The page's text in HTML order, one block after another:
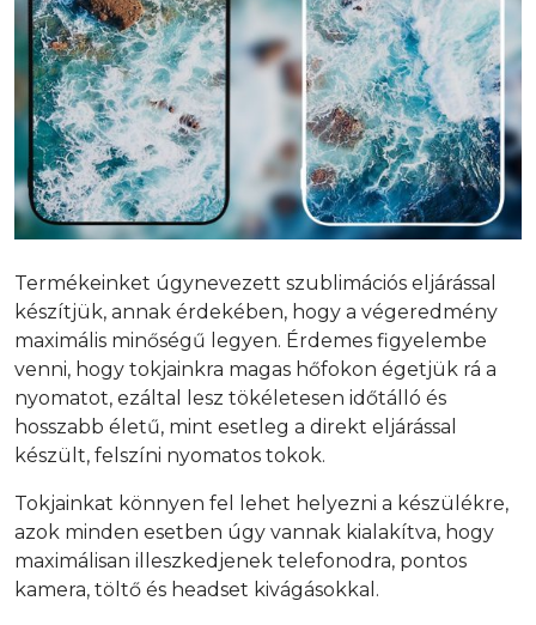
Termékeinket úgynevezett szublimációs eljárással
készítjük, annak érdekében, hogy a végeredmény
maximális minőségű legyen. Érdemes figyelembe
venni, hogy tokjainkra magas hőfokon égetjük rá a
nyomatot, ezáltal lesz tökéletesen időtálló és
hosszabb életű, mint esetleg a direkt eljárással
készült, felszíni nyomatos tokok.
Tokjainkat könnyen fel lehet helyezni a készülékre,
azok minden esetben úgy vannak kialakítva, hogy
maximálisan illeszkedjenek telefonodra, pontos
kamera, töltő és headset kivágásokkal.